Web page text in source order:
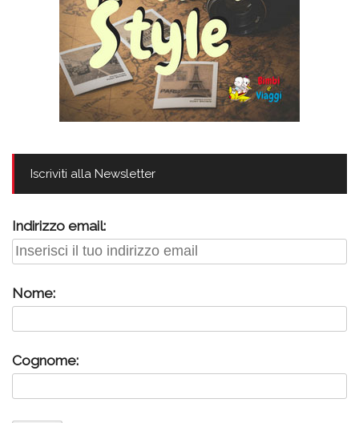
Iscriviti alla Newsletter
Indirizzo email:
Nome:
Cognome: